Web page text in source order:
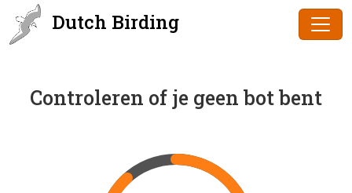
Dutch Birding
Controleren of je geen bot bent